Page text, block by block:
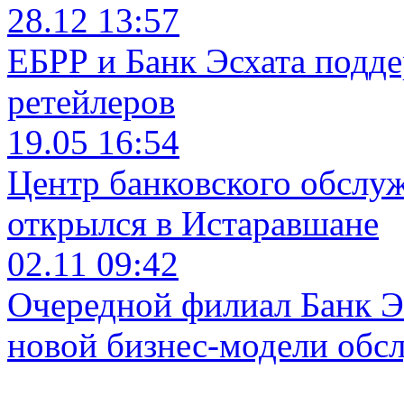
28.12 13:57
ЕБРР и Банк Эсхата
ретейлеров
19.05 16:54
Центр банковского
открылся в Истаравшане
02.11 09:42
Очередной филиал Банк
новой бизнес-модели